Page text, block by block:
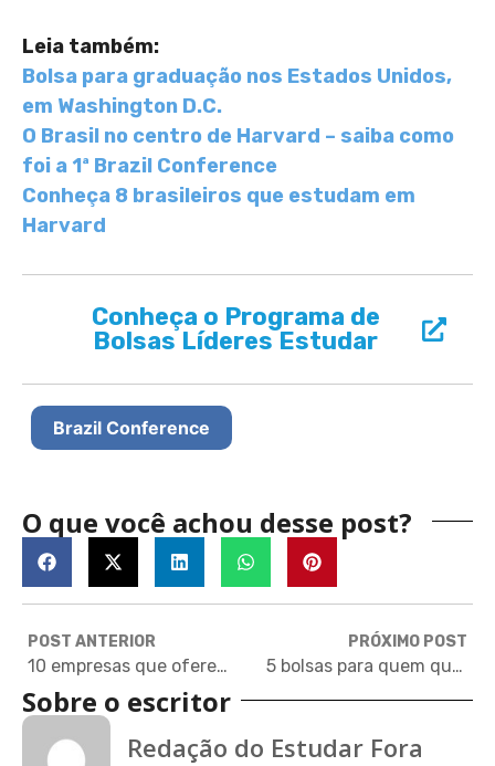
Leia também:
Bolsa para graduação nos Estados Unidos,
em Washington D.C.
O Brasil no centro de Harvard – saiba como
foi a 1ª Brazil Conference
Conheça 8 brasileiros que estudam em
Harvard
Conheça o Programa de
Bolsas Líderes Estudar
Brazil Conference
O que você achou desse post?
POST ANTERIOR
10 empresas que oferecem carreira internacional para brasileiros
PRÓXIMO POST
5 bolsas para quem quer estudar na Ásia!
Sobre o escritor
Redação do Estudar Fora